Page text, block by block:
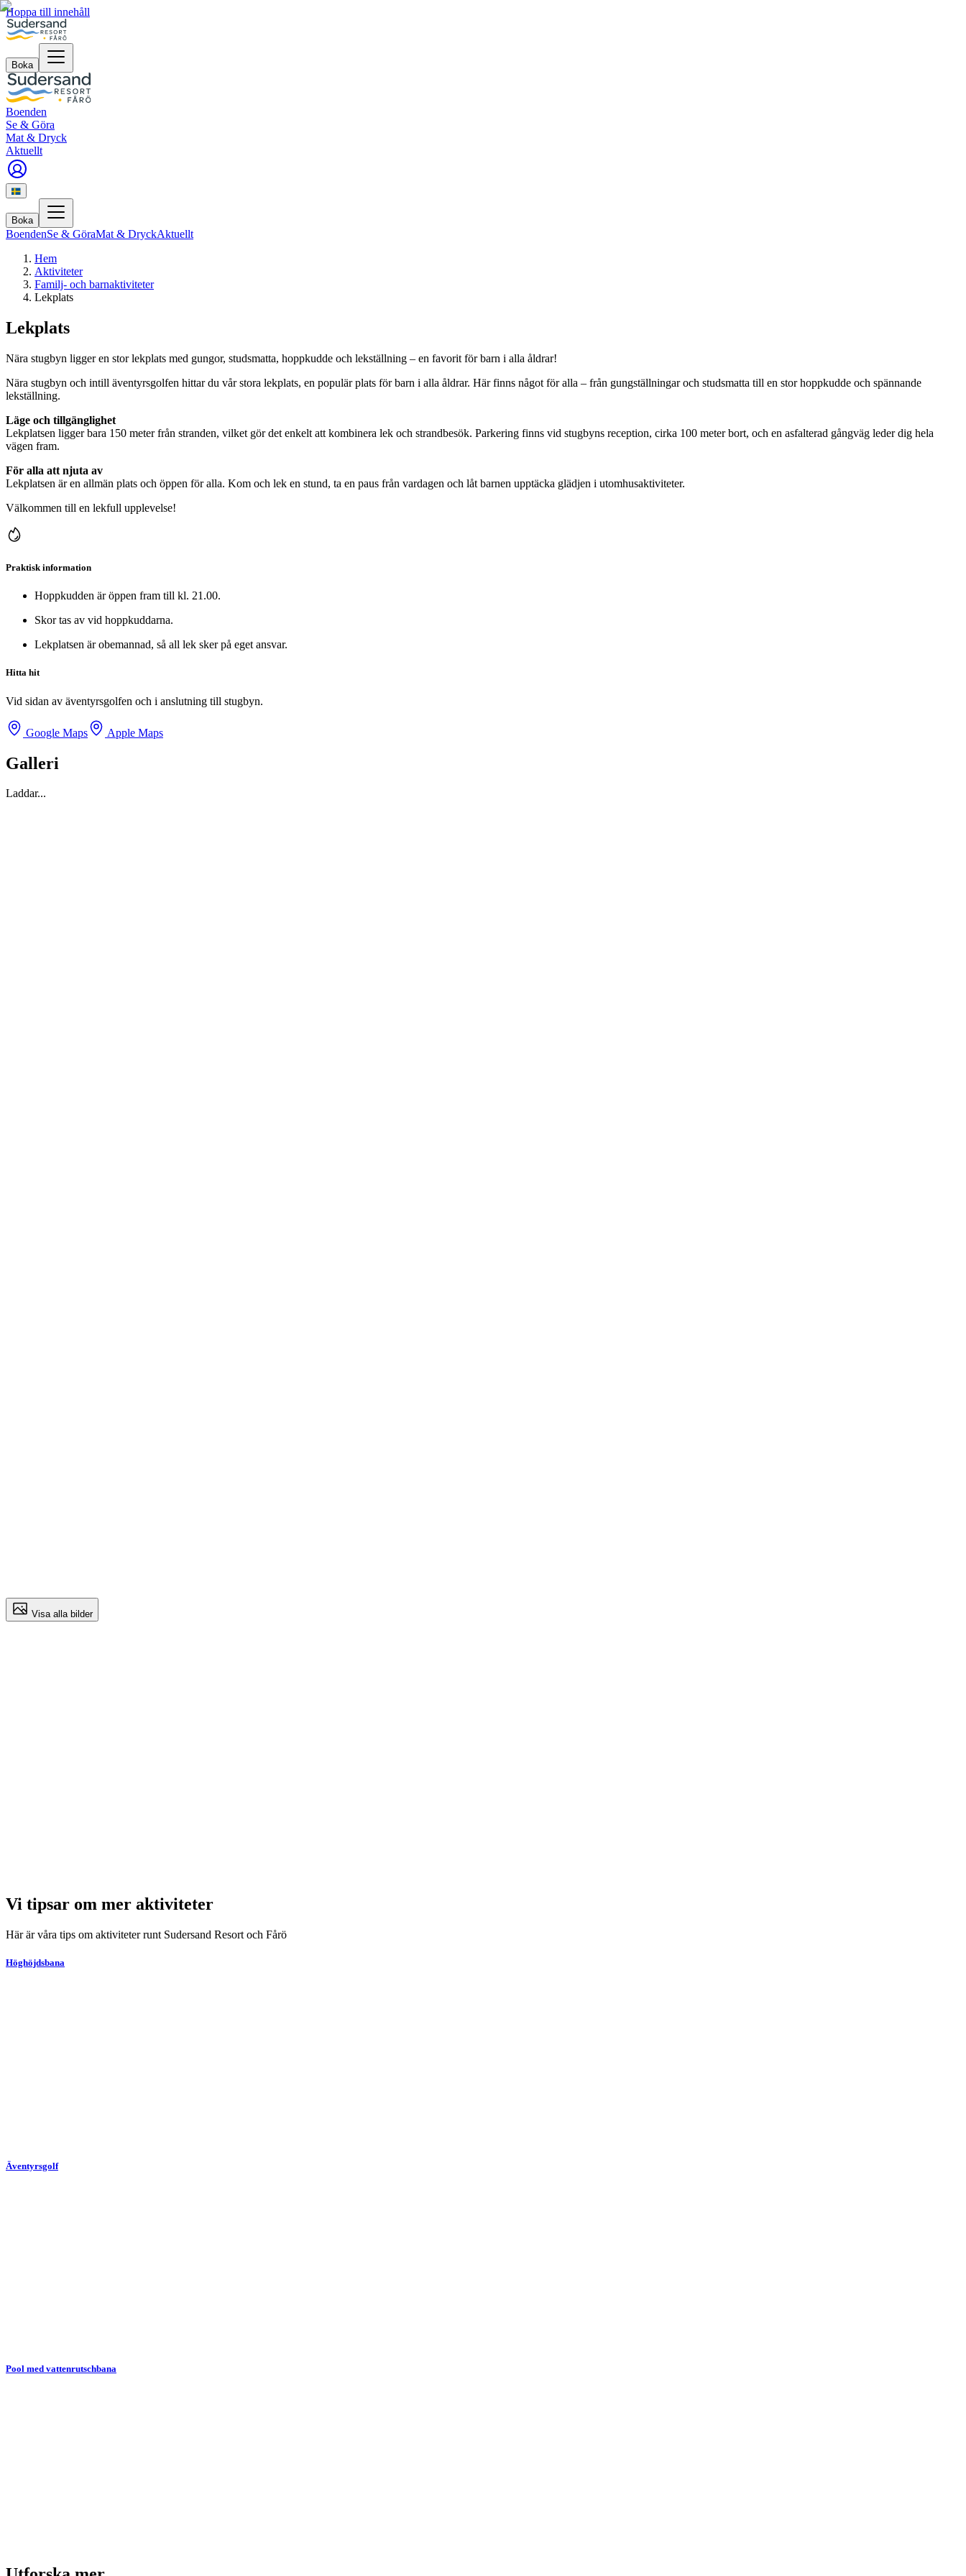
Hoppa till innehåll
Boka
Boenden
Se & Göra
Mat & Dryck
Aktuellt
Boka
BoendenSe & GöraMat & DryckAktuellt
Hem
Aktiviteter
Familj- och barnaktiviteter
Lekplats
Lekplats
Nära stugbyn ligger en stor lekplats med gungor, studsmatta, hoppkudde och lekställning – en favorit för barn i alla åldrar!
Nära stugbyn och intill äventyrsgolfen hittar du vår stora lekplats, en populär plats för barn i alla åldrar. Här finns något för alla – från gungställningar och studsmatta till en stor hoppkudde och spännande
lekställning.
Läge och tillgänglighet
Lekplatsen ligger bara 150 meter från stranden, vilket gör det enkelt att kombinera lek och strandbesök. Parkering finns vid stugbyns reception, cirka 100 meter bort, och en asfalterad gångväg leder dig hela
vägen fram.
För alla att njuta av
Lekplatsen är en allmän plats och öppen för alla. Kom och lek en stund, ta en paus från vardagen och låt barnen upptäcka glädjen i utomhusaktiviteter.
Välkommen till en lekfull upplevelse!
Praktisk information
Hoppkudden är öppen fram till kl. 21.00.
Skor tas av vid hoppkuddarna.
Lekplatsen är obemannad, så all lek sker på eget ansvar.
Hitta hit
Vid sidan av äventyrsgolfen och i anslutning till stugbyn.
Google Maps Apple Maps
Galleri
Laddar...
Visa alla bilder
Vi tipsar om mer aktiviteter
Här är våra tips om aktiviteter runt Sudersand Resort och Fårö
Höghöjdsbana
Äventyrsgolf
Pool med vattenrutschbana